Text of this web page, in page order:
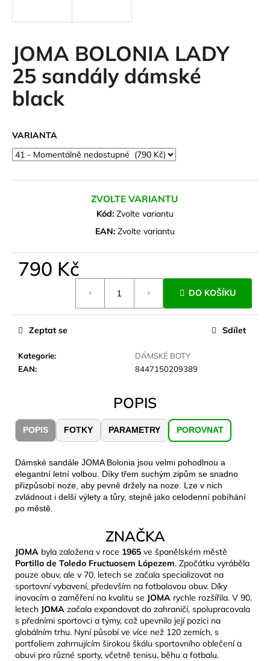
JOMA BOLONIA LADY
25 sandály dámské
black
VARIANTA
ZVOLTE VARIANTU
Kód: Zvolte variantu
EAN: Zvolte variantu
790 Kč
DO KOŠÍKU
Kategorie:
DÁMSKÉ BOTY
EAN: 8447150209389
Zeptat se Sdílet
POPIS
POPIS FOTKY PARAMETRY POROVNAT
Dámské sandále JOMA Bolonia jsou velmi pohodlnou a
elegantní letní volbou. Díky třem suchým zipům se snadno
přizpůsobí noze, aby pevně držely na noze. Lze v nich
zvládnout i delší výlety a tůry, stejně jako celodenní pobíhání
po městě.
ZNAČKA
JOMA byla založena v roce 1965 ve španělském městě
Portillo de Toledo Fructuosem Lópezem. Zpočátku vyráběla
pouze obuv, ale v 70. letech se začala specializovat na
sportovní vybavení, především na fotbalovou obuv. Díky
inovacím a zaměření na kvalitu se JOMA rychle rozšířila. V 90.
letech JOMA začala expandovat do zahraničí, spolupracovala
s předními sportovci a týmy, což upevnilo její pozici na
globálním trhu. Nyní působí ve více než 120 zemích, s
portfoliem zahrnujícím širokou škálu sportovního oblečení a
obuvi pro různé sporty, včetně tenisu, běhu a fotbalu.
í
t
?
e
m
LAKEN
ML
MODRÁ
Kč